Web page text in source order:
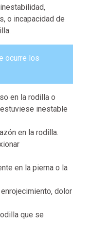
o incapacidad de
ocurre los
en la rodilla o
inestable
en la rodilla.
en la pierna o la
dolor
que se